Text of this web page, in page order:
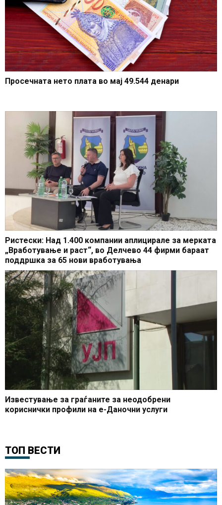
Просечната нето плата во мај 49.544 денари
Ристески: Над 1.400 компании аплицирале за мерката
„Вработување и раст“, во Делчево 44 фирми бараат
поддршка за 65 нови вработувања
Известување за граѓаните за неодобрени
кориснички профили на е-Даночни услуги
ТОП ВЕСТИ